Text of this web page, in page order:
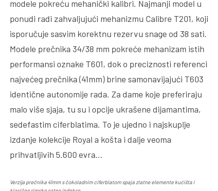
modele pokreću mehanički kalibri. Najmanji model u
ponudi radi zahvaljujući mehanizmu Calibre T201, koji
isporučuje sasvim korektnu rezervu snage od 38 sati.
Modele prečnika 34/38 mm pokreće mehanizam istih
performansi oznake T601, dok o preciznosti referenci
najvećeg prečnika (41mm) brine samonavijajući T603
identične autonomije rada. Za dame koje preferiraju
malo više sjaja, tu su i opcije ukrašene dijamantima,
sedefastim ciferblatima. To je ujedno i najskuplje
izdanje kolekcije Royal a košta i dalje veoma
prihvatljivih 5.600 evra…
Verzija prečnika 41mm s čokoladnim ciferblatom spaja zlatne elemente kućišta i